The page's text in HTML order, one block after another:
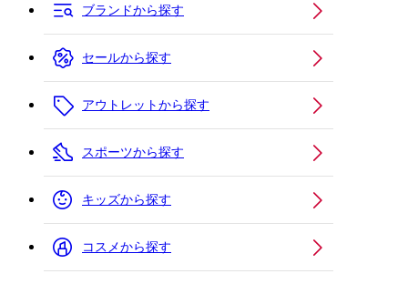
ブランドから探す
セールから探す
アウトレットから探す
スポーツから探す
キッズから探す
コスメから探す